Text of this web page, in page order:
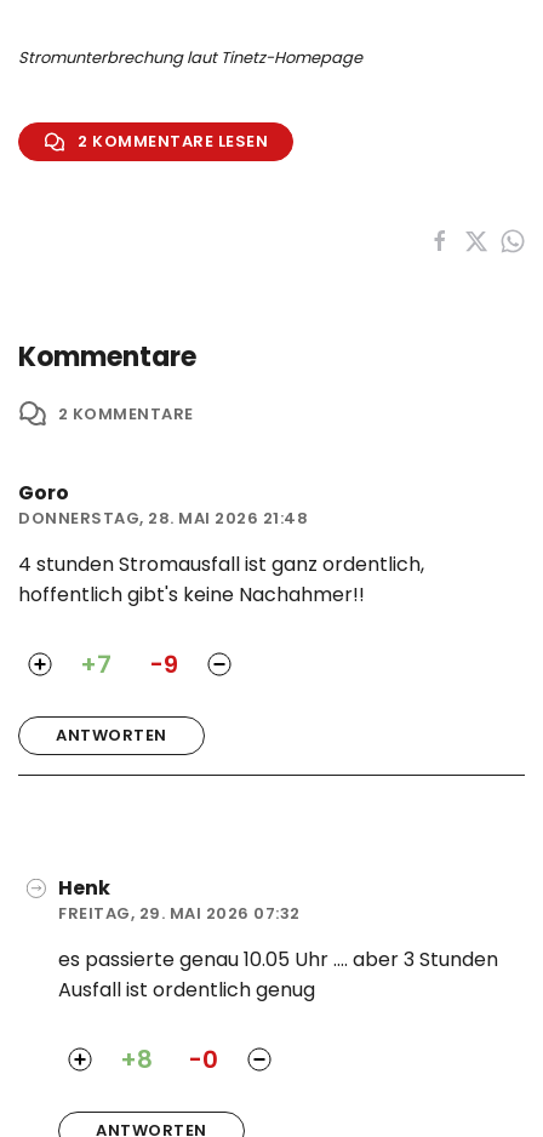
Stromunterbrechung laut Tinetz-Homepage
2 KOMMENTARE LESEN
Kommentare
2 KOMMENTARE
Goro
DONNERSTAG, 28. MAI 2026 21:48
4 stunden Stromausfall ist ganz ordentlich,
hoffentlich gibt's keine Nachahmer!!
ANTWORTEN
+7 -9
Henk
FREITAG, 29. MAI 2026 07:32
es passierte genau 10.05 Uhr .... aber 3 Stunden
Ausfall ist ordentlich genug
ANTWORTEN
+8 -0